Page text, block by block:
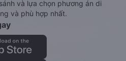
và lựa chọn phương án di
và phù hợp nhất.